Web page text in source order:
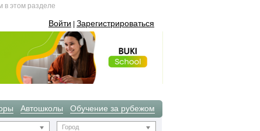
в этом разделе
Войти Зарегистрироваться
Автошколы Обучение за рубежом
Город